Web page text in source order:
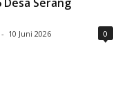
- 10 Juni 2026 0